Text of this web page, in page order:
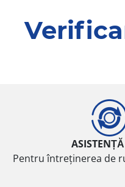
Pentru întreținerea de